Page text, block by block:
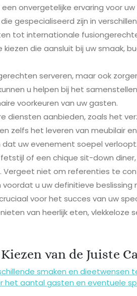
onvergetelijke ervaring voor
gespecialiseerd zijn in
tot internationale
die aansluit bij uw smaak,
serveren, maar ook
u helpen bij het
voorkeuren van uw gasten.
diensten aanbieden, zoals het
zelfs het leveren van meubilair
dat uw evenement soepel verloopt.
of een chique sit-down
niet om referenties te
u uw definitieve beslissing
voor het succes van uw
van heerlijk eten, vlekkeloze
van de Juiste
smaken en dieetwensen
het aantal gasten en eventuele